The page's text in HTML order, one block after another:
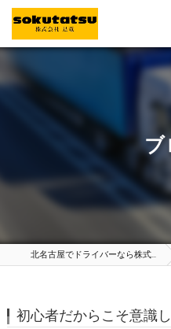
北名古屋でドライバーなら株式会社足竜
初心者だからこそ意識